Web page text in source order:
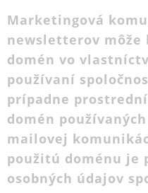
Marketingová
newsletterov môže
domén vo
používaní
prípadne
domén
mailovej
použitú doménu je
osobných údajov